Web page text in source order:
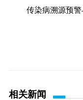
传染病溯源预
相关新闻